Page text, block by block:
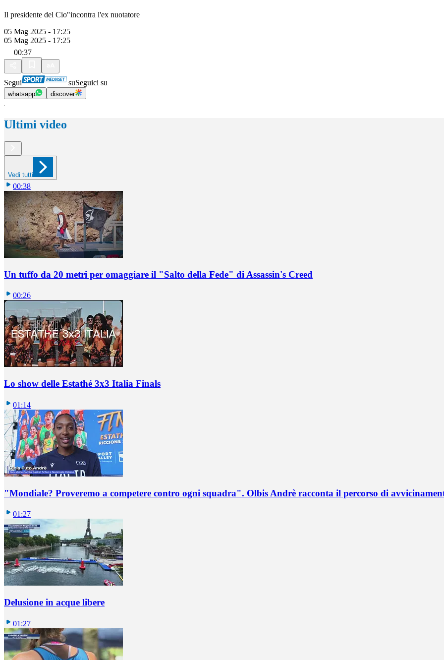
Il presidente del Cio"incontra l'ex nuotatore
05 Mag 2025 - 17:25
05 Mag 2025 - 17:25
00:37
Segui suSeguici su
whatsapp discover
Ultimi video
Vedi tutti
00:38
Un tuffo da 20 metri per omaggiare il "Salto della Fede" di Assassin's Creed
00:26
Lo show delle Estathé 3x3 Italia Finals
01:14
"Mondiale? Proveremo a competere contro ogni squadra". Olbis Andrè racconta il percorso di
01:27
Delusione in acque libere
01:27